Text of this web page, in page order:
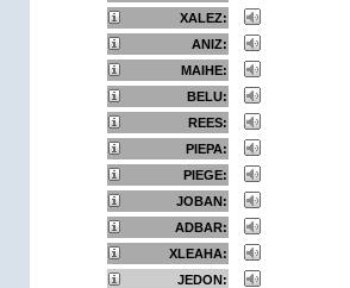
XALEZ:
ANIZ:
MAIHE:
BELU:
REES:
PIEPA:
PIEGE:
JOBAN:
ADBAR:
XLEAHA:
JEDON: